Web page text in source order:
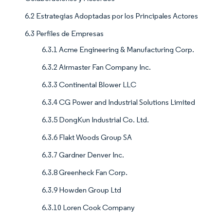
6.2 Estrategias Adoptadas por los Principales Actores
6.3 Perfiles de Empresas
6.3.1 Acme Engineering & Manufacturing Corp.
6.3.2 Airmaster Fan Company Inc.
6.3.3 Continental Blower LLC
6.3.4 CG Power and Industrial Solutions Limited
6.3.5 DongKun Industrial Co. Ltd.
6.3.6 Flakt Woods Group SA
6.3.7 Gardner Denver Inc.
6.3.8 Greenheck Fan Corp.
6.3.9 Howden Group Ltd
6.3.10 Loren Cook Company